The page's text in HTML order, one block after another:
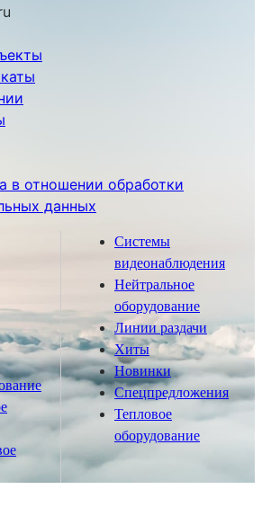
в отношении обработки
данных
Системы
видеонаблюдения
Нейтральное
оборудование
Линии раздачи
Хиты
Новинки
Спецпредложения
Тепловое
оборудование